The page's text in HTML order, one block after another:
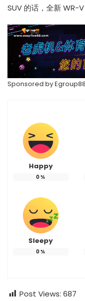
SUV 的话，全新 WR-
Sponsored byEgroup88
Happy
0 %
Sleepy
0 %
Post Views: 687